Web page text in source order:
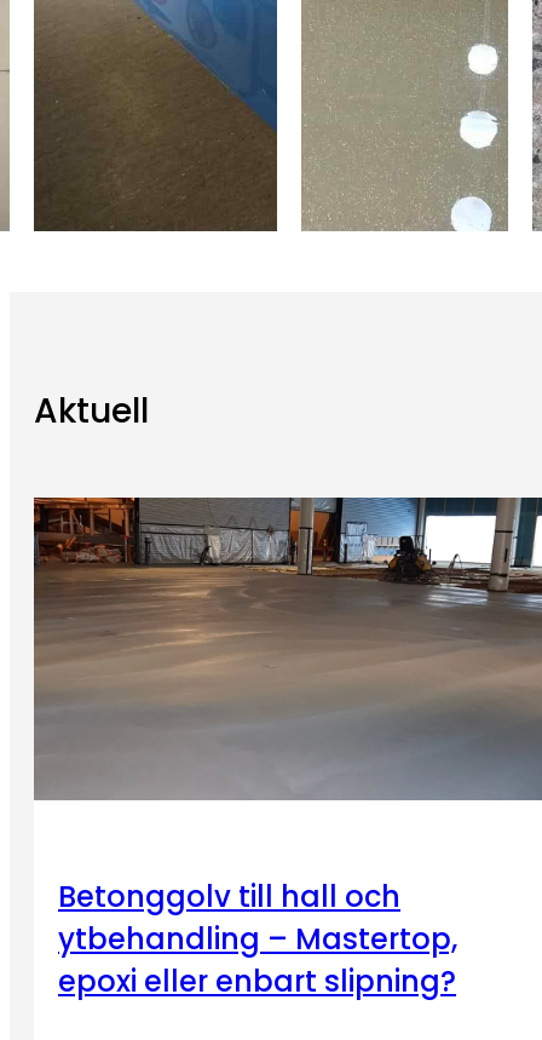
Aktuell
Betonggolv till hall och
ytbehandling – Mastertop,
epoxi eller enbart slipning?